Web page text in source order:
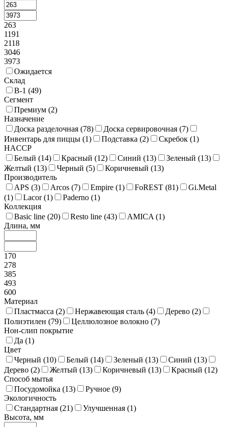
263
1191
2118
3046
3973
Ожидается
Склад
В-1 (49)
Сегмент
Премиум (2)
Назначение
Доска разделочная (78) Доска сервировочная (7)
Инвентарь для пиццы (1) Подставка (2) Скребок (1)
HACCP
Белый (14) Красный (12) Синий (13) Зеленый (13)
Желтый (13) Черный (5) Коричневый (13)
Производитель
APS (3) Arcos (7) Empire (1) FoREST (81)
Gi.Metal
(1) Lacor (1) Paderno (1)
Коллекция
Basic line (20) Resto line (43) AMICA (1)
Длина, мм
170
278
385
493
600
Материал
Пластмасса (2) Нержавеющая сталь (4) Дерево (2)
Полиэтилен (79) Целлюлозное волокно (7)
Нон-слип покрытие
Да (1)
Цвет
Черный (10) Белый (14) Зеленый (13) Синий (13)
Дерево (2) Желтый (13) Коричневый (13) Красный (12)
Способ мытья
Посудомойка (13) Ручное (9)
Экологичность
Стандартная (21) Улучшенная (1)
Высота, мм